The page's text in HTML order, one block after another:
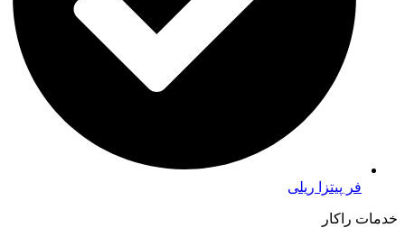
فر پیتزا ریلی
خدمات راکار